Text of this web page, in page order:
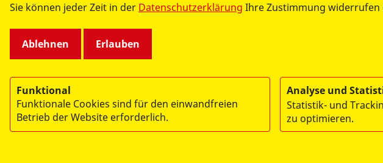
Sie können jeder Zeit in der Datenschutzerklärung Ihre Zustimmung widerrufen
Ablehnen Erlauben
Funktional
Funktionale Cookies sind für den einwandfreien
Betrieb der Website erforderlich.
Analyse und
Statistik- und
zu optimieren.